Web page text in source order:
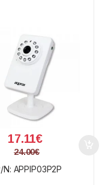
17.11€
24.00€
N: APPIP03P2P